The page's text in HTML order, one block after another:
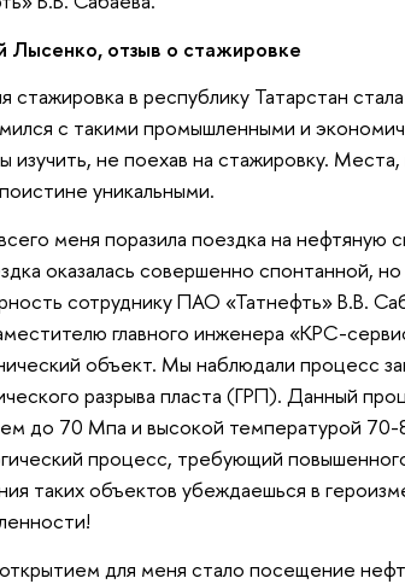
Лысенко, отзыв о стажировке
стажировка в республику Татарстан
с такими промышленными и
изучить, не поехав на стажировку.
уникальными.
меня поразила поездка на нефтяную
оказалась совершенно спонтанной,
сотруднику ПАО «Татнефть» В.В.
главного инженера «КРС-
объект. Мы наблюдали процесс
разрыва пласта (ГРП). Данный
до 70 Мпа и высокой температурой
процесс, требующий
таких объектов убеждаешься в
для меня стало посещение